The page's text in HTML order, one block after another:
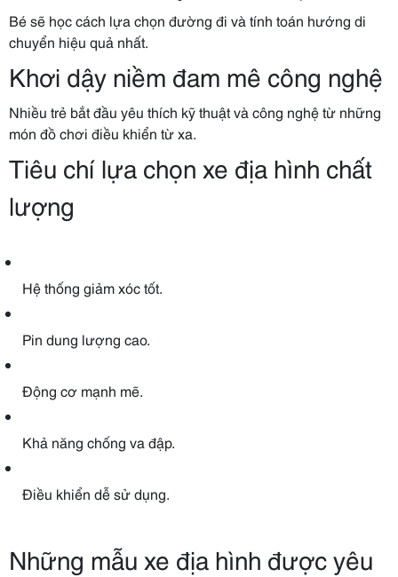
Bé sẽ học cách lựa chọn đường đi và tính toán hướng di
chuyển hiệu quả nhất.
Khơi dậy niềm đam mê công nghệ
Nhiều trẻ bắt đầu yêu thích kỹ thuật và công nghệ từ những
món đồ chơi điều khiển từ xa.
Tiêu chí lựa chọn xe địa hình chất
lượng
Hệ thống giảm xóc tốt.
Pin dung lượng cao.
Động cơ mạnh mẽ.
Khả năng chống va đập.
Điều khiển dễ sử dụng.
Những mẫu xe địa hình được yêu